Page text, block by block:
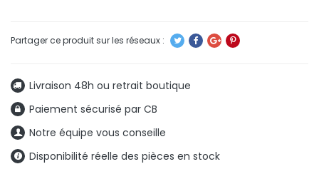
Livraison 48h ou retrait boutique
Paiement sécurisé par CB
Notre équipe vous conseille
Disponibilité réelle des pièces en stock